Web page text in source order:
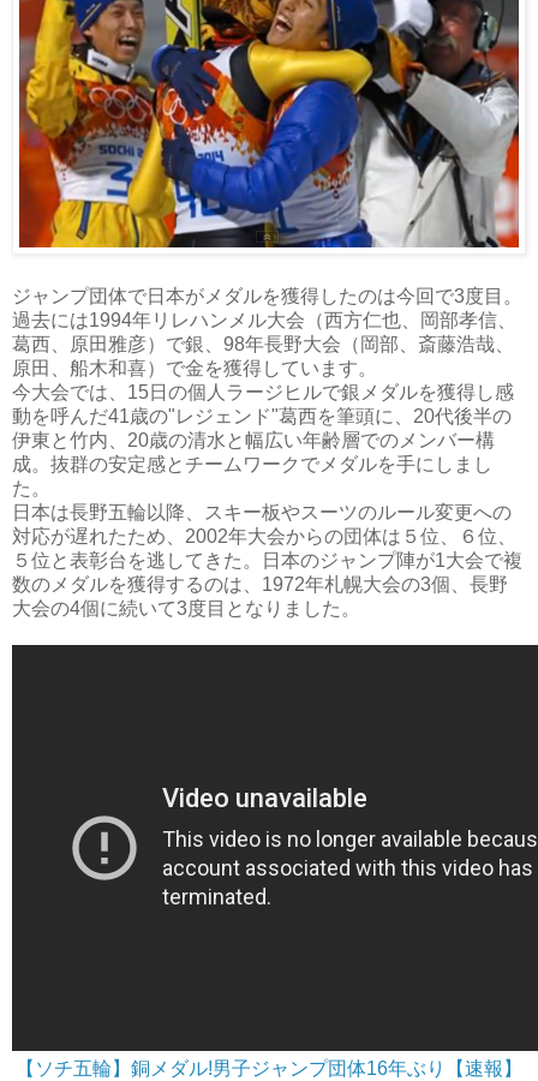
ジャンプ団体で日本がメダルを獲得したのは今回で3度目。
過去には1994年リレハンメル大会（西方仁也、岡部孝信、
葛西、原田雅彦）で銀、98年長野大会（岡部、斎藤浩哉、
原田、船木和喜）で金を獲得しています。
今大会では、15日の個人ラージヒルで銀メダルを獲得し感
動を呼んだ41歳の"レジェンド"葛西を筆頭に、20代後半の
伊東と竹内、20歳の清水と幅広い年齢層でのメンバー構
成。抜群の安定感とチームワークでメダルを手にしまし
た。
日本は長野五輪以降、スキー板やスーツのルール変更への
対応が遅れたため、2002年大会からの団体は５位、６位、
５位と表彰台を逃してきた。日本のジャンプ陣が1大会で複
数のメダルを獲得するのは、1972年札幌大会の3個、長野
大会の4個に続いて3度目となりました。
【ソチ五輪】銅メダル!男子ジャンプ団体16年ぶり【速報】